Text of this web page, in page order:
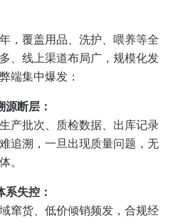
，覆盖用品、洗护、喂养等全
、线上渠道布局广，规模化发
端集中爆发：
断层：
产批次、质检数据、出库记录
追溯，一旦出现质量问题，无
。
失控：
窜货、低价倾销频发，合规经